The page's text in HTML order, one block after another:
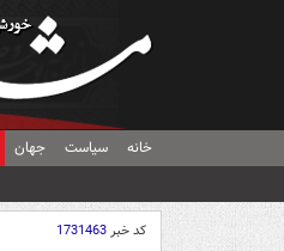
خانه سیاست جهان
کد خبر1731463